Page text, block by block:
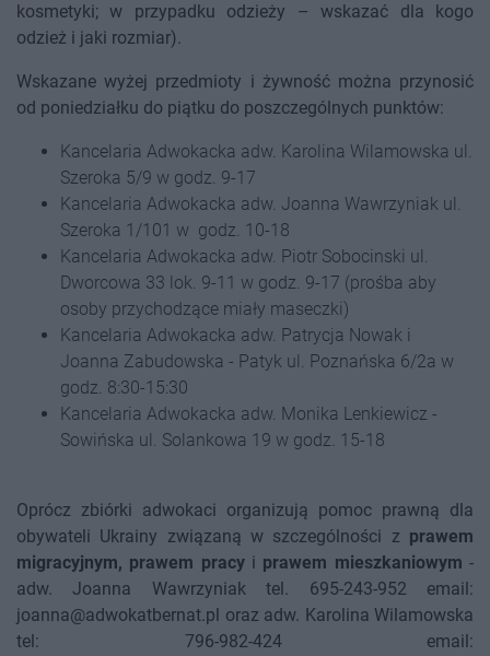
kosmetyki; w przypadku odzieży – wskazać dla kogo
odzież i jaki rozmiar).
Wskazane wyżej przedmioty i żywność można przynosić
od poniedziałku do piątku do poszczególnych punktów:
Kancelaria Adwokacka adw. Karolina Wilamowska ul.
Szeroka 5/9 w godz. 9-17
Kancelaria Adwokacka adw. Joanna Wawrzyniak ul.
Szeroka 1/101 w godz. 10-18
Kancelaria Adwokacka adw. Piotr Sobocinski ul.
Dworcowa 33 lok. 9-11 w godz. 9-17 (prośba aby
osoby przychodzące miały maseczki)
Kancelaria Adwokacka adw. Patrycja Nowak i
Joanna Zabudowska - Patyk ul. Poznańska 6/2a w
godz. 8:30-15:30
Kancelaria Adwokacka adw. Monika Lenkiewicz -
Sowińska ul. Solankowa 19 w godz. 15-18
Oprócz zbiórki adwokaci organizują pomoc prawną dla
obywateli Ukrainy związaną w szczególności z prawem
migracyjnym, prawem pracyi prawem mieszkaniowym -
adw. Joanna Wawrzyniak tel. 695-243-952 email:
joanna@adwokatbernat.pl oraz adw. Karolina Wilamowska
tel: 796-982-424 email: